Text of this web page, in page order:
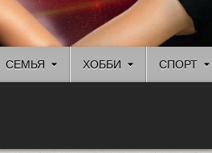
СЕМЬЯ ХОББИ СПОРТ